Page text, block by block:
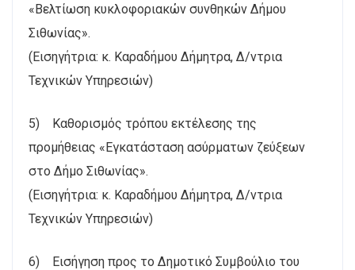
«Βελτίωση κυκλοφοριακών συνθηκών Δήμου
Σιθωνίας».
(Εισηγήτρια: κ. Καραδήμου Δήμητρα, Δ/ντρια
Τεχνικών Υπηρεσιών)
5) Καθορισμός τρόπου εκτέλεσης της
προμήθειας «Εγκατάσταση ασύρματων ζεύξεων
στο Δήμο Σιθωνίας».
(Εισηγήτρια: κ. Καραδήμου Δήμητρα, Δ/ντρια
Τεχνικών Υπηρεσιών)
6) Εισήγηση προς το Δημοτικό Συμβούλιο του